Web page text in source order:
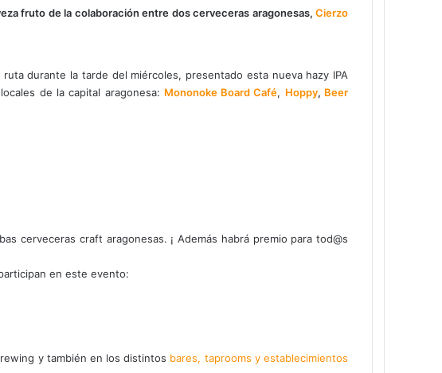
fruto de la colaboración entre dos cerveceras aragonesas,Cierzo
durante la tarde del miércoles, presentado esta nueva hazy IPA
de la capital aragonesa: Mononoke Board Café, Hoppy, Beer
cerveceras craft aragonesas. ¡ Además habrá premio para tod@s
en este evento:
y también en los distintos bares, taprooms y establecimientos